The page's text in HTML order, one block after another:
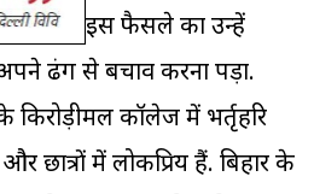
इस फैसले का उन्हें
ढंग से बचाव करना पड़ा.
किरोड़ीमल कॉलेज में भर्तृहरि
छात्रों में लोकप्रिय हैं. बिहार के